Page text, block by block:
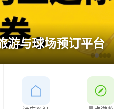
游与球场预订平台